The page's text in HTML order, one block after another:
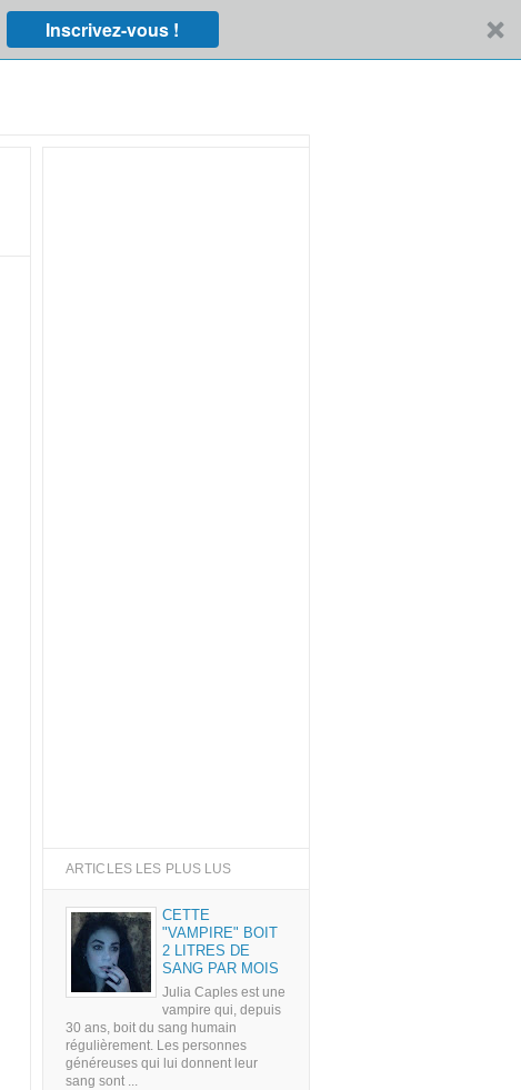
Inscrivez-vous !
ARTICLES LES PLUS LUS
CETTE
"VAMPIRE" BOIT
2 LITRES DE
SANG PAR MOIS
Julia Caples est une
vampire qui, depuis
30 ans, boit du sang humain
régulièrement. Les personnes
généreuses qui lui donnent leur
sang sont ...